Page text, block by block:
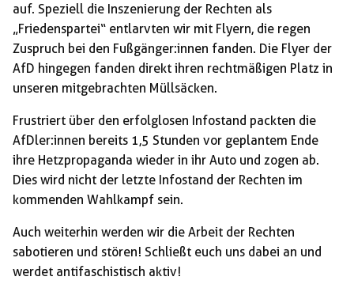
auf. Speziell die Inszenierung der Rechten als
„Friedenspartei“ entlarvten wir mit Flyern, die regen
Zuspruch bei den Fußgänger:innen fanden. Die Flyer der
AfD hingegen fanden direkt ihren rechtmäßigen Platz in
unseren mitgebrachten Müllsäcken.
Frustriert über den erfolglosen Infostand packten die
AfDler:innen bereits 1,5 Stunden vor geplantem Ende
ihre Hetzpropaganda wieder in ihr Auto und zogen ab.
Dies wird nicht der letzte Infostand der Rechten im
kommenden Wahlkampf sein.
Auch weiterhin werden wir die Arbeit der Rechten
sabotieren und stören! Schließt euch uns dabei an und
werdet antifaschistisch aktiv!